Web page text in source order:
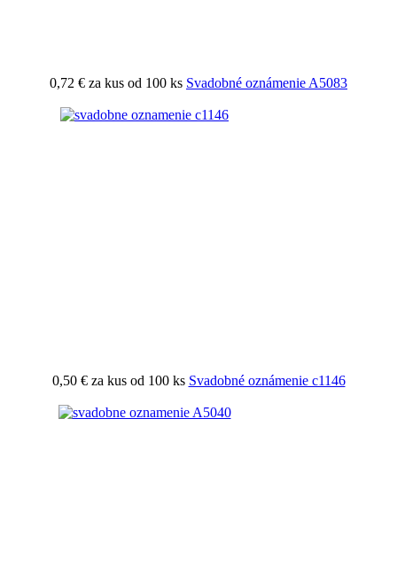
0,72 € za kus od 100 ks Svadobné oznámenie A5083
0,50 € za kus od 100 ks Svadobné oznámenie c1146